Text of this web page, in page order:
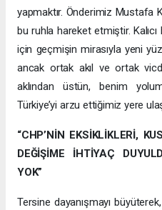
yapmaktır. Önderimiz Mustafa
bu ruhla hareket etmiştir.
için geçmişin mirasıyla yeni
ancak ortak akıl ve ortak
aklından üstün, benim
Türkiye’yi arzu ettiğimiz yere
“CHP’NİN EKSİKLİKLERİ,
DEĞİŞİME İHTİYAÇ
YOK”
Tersine dayanışmayı